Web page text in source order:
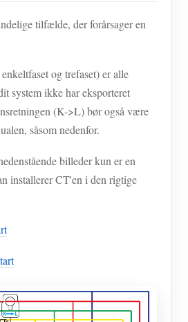
tilfælde, der forårsager en
og trefaset) er alle
system ikke har eksporteret
(K->L) bør også være
såsom nedenfor.
billeder kun er en
installerer CT'en i den rigtige